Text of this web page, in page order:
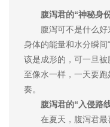
腹泻君的“神秘身
腹泻可不是什么好
身体的能量和水分瞬间
该是成形的，可一旦
至像水一样，一天要
奏。
腹泻君的“入侵路
在夏天，腹泻君最